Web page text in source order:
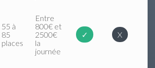
55 à
85
places
Entre
800€ et
2500€
la
journée
✓ X